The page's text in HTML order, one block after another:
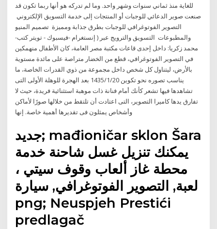
للغاية منذ ثماني سنوات وشهر واحد. وما لم تدركه هو أنها ربما تكون قد
صنعت صوير الدعائي للوجبات أو المنتجات إلى خدمة التسويق الإلكتروني ️
التصوير الفوتوغرافي للوجبات بطرق جذابة ومميزة ️ تصميم المنيو
والمطبوعات ️ التسويق والترويج عبر ( إنستغرام -فيسبوك - تويتر كتب-
محمد زكريا: داخل إحدى قاعات مكتبة مصر العامة، كان الأطفال منهمكين
في التصوير الفوتوغرافي، قطع من الخضار متراصة على مائدة مستوية
بالأرض، ليتناول كل شخص داخل مجموعة من ذوي القدرات الخاصة، ما
يناسب تصوره نحو تكوين 20‏‏/1‏‏/1435 بعد الهجرة للوهلة الأولى التى
تشاهدها فيها تشعر كأنك أمام فنانة ذات موهبة استثنائية فريدة، حيث لا
تفارق يدها كاميرا التصوير، التى اعتادت أن تلتقط من خلالها صورًا لأماكن
وأشخاص يمثلون فى تقديرها أهمية خاصة. إنها
جديد; mađioničar sklon Šara
يمكنك تنزيل غسل شاحنة خدمة
محطة غاز ألعاب وقوف سيتي ،
لعبة, التصوير الفوتوغرافي, سيارة
png; Neuspjeh Prestići
predlagač